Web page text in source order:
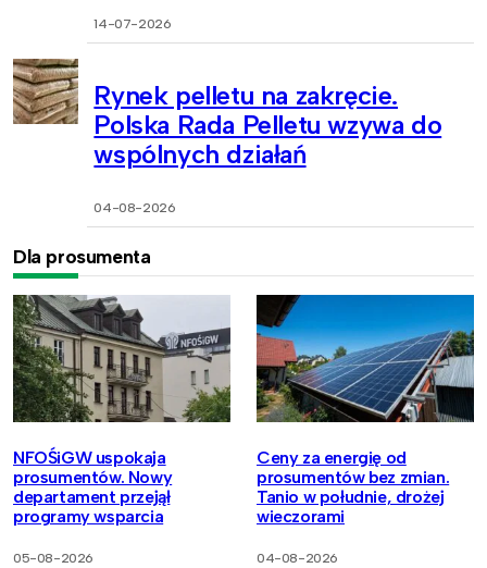
14-07-2026
Rynek pelletu na zakręcie.
Polska Rada Pelletu wzywa do
wspólnych działań
04-08-2026
Dla prosumenta
NFOŚiGW uspokaja
prosumentów. Nowy
departament przejął
programy wsparcia
05-08-2026
Ceny za energię od
prosumentów bez zmian.
Tanio w południe, drożej
wieczorami
04-08-2026